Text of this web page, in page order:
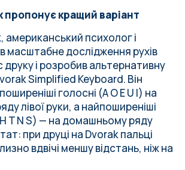
пропонує кращий варіант
американський психолог і
масштабне дослідження рухів
друку і розробив альтернативну
Simplified Keyboard. Він
голосні (A O E U I) на
лівої руки, а найпоширеніші
T N S) — на домашньому ряду
при друці на Dvorak пальці
вдвічі меншу відстань, ніж на